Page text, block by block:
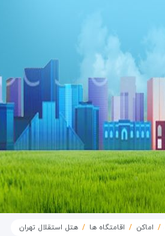
اماکن اقامتگاه ها هتل استقلال تهران